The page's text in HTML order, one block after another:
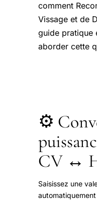
comment
Vissage et de
guide pratique
aborder cette
⚙️
CV ↔
Saisissez une
automatiquement